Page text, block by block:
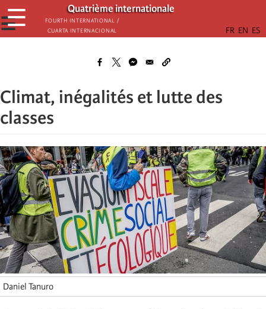
Skip
to
main
Quatrième internationale
Fourth International /
Cuarta Internacional
☰
☰
Climat, inégalités et lutte des
classes
Daniel Tanuro